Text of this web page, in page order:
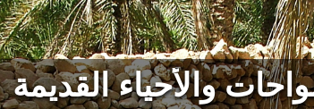
والأحياء القديمة